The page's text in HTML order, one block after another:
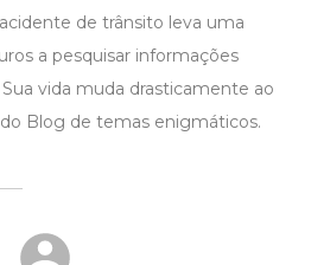
de trânsito leva uma
a pesquisar informações
vida muda drasticamente ao
Blog de temas enigmáticos.